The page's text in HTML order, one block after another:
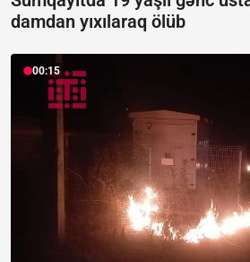
damdan yıxılaraq ölüb
00:15